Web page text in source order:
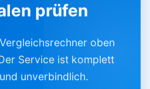
prüfen
oben
Service ist komplett
unverbindlich.